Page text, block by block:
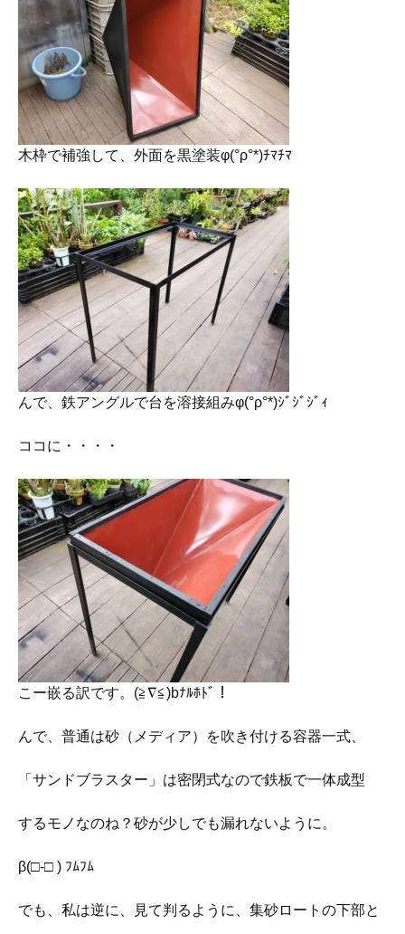
木枠で補強して、外面を黒塗装φ(°ρ°*)ﾁﾏﾁﾏ
んで、鉄アングルで台を溶接組みφ(°ρ°*)ｼﾞｼﾞｼﾞｨ
ココに・・・・
こー嵌る訳です。(≧∇≦)bﾅﾙﾎﾄﾞ！
んで、普通は砂（メディア）を吹き付ける容器一式、
「サンドブラスター」は密閉式なので鉄板で一体成型
するモノなのね？砂が少しでも漏れないように。
β(□-□ ) ﾌﾑﾌﾑ
でも、私は逆に、見て判るように、集砂ロートの下部と